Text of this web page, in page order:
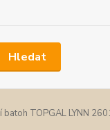
Hledat
batoh TOPGAL LYNN